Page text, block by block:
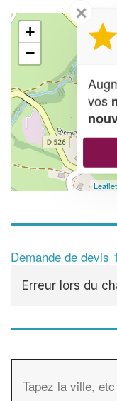
+
−
Leaflet
Demande de devis
Erreur lors du
✕
vos